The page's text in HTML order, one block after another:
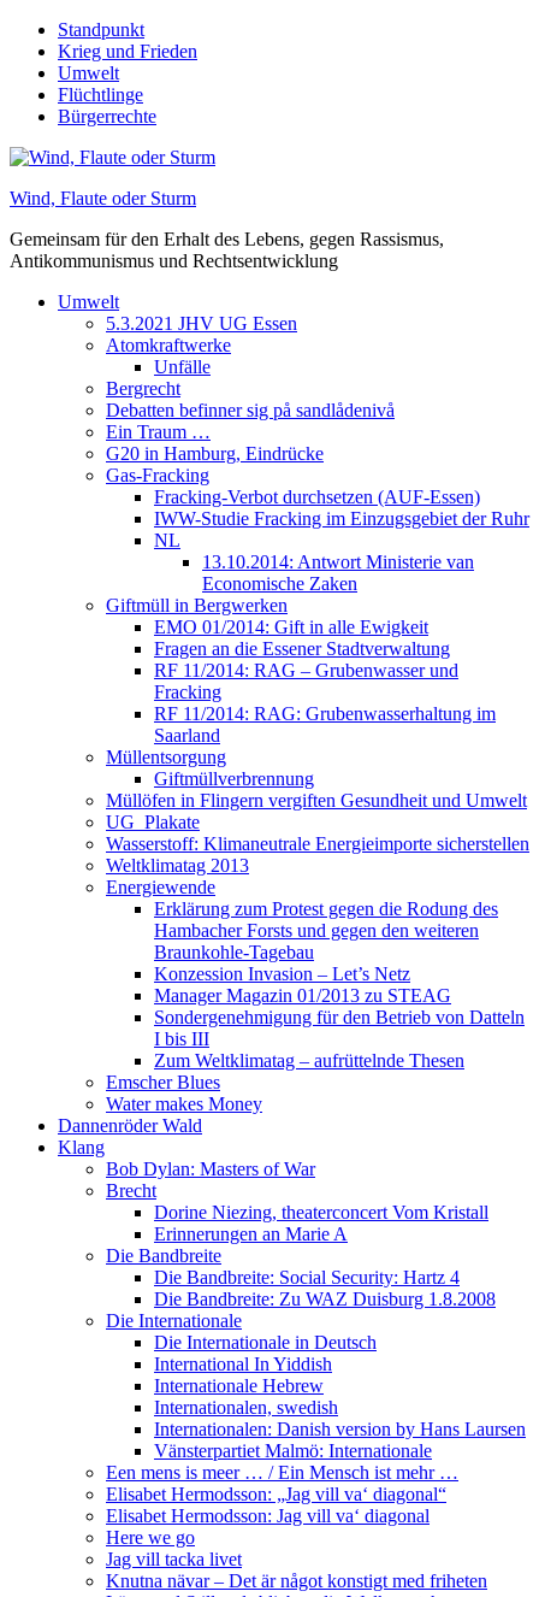
Skip
content
Standpunkt
Krieg und Frieden
Umwelt
Flüchtlinge
Bürgerrechte
Wind, Flaute oder Sturm
Gemeinsam für den Erhalt des Lebens, gegen Rassismus,
Antikommunismus und Rechtsentwicklung
Umwelt
5.3.2021 JHV UG Essen
Atomkraftwerke
Unfälle
Bergrecht
Debatten befinner sig på sandlådenivå
Ein Traum …
G20 in Hamburg, Eindrücke
Gas-Fracking
Fracking-Verbot durchsetzen (AUF-Essen)
IWW-Studie Fracking im Einzugsgebiet der Ruhr
NL
13.10.2014: Antwort Ministerie van
Economische Zaken
Giftmüll in Bergwerken
EMO 01/2014: Gift in alle Ewigkeit
Fragen an die Essener Stadtverwaltung
RF 11/2014: RAG – Grubenwasser und
Fracking
RF 11/2014: RAG: Grubenwasserhaltung im
Saarland
Müllentsorgung
Giftmüllverbrennung
Müllöfen in Flingern vergiften Gesundheit und Umwelt
UG_Plakate
Wasserstoff: Klimaneutrale Energieimporte sicherstellen
Weltklimatag 2013
Energiewende
Erklärung zum Protest gegen die Rodung des
Hambacher Forsts und gegen den weiteren
Braunkohle-Tagebau
Konzession Invasion – Let’s Netz
Manager Magazin 01/2013 zu STEAG
Sondergenehmigung für den Betrieb von Datteln
I bis III
Zum Weltklimatag – aufrüttelnde Thesen
Emscher Blues
Water makes Money
Dannenröder Wald
Klang
Bob Dylan: Masters of War
Brecht
Dorine Niezing, theaterconcert Vom Kristall
Erinnerungen an Marie A
Die Bandbreite
Die Bandbreite: Social Security: Hartz 4
Die Bandbreite: Zu WAZ Duisburg 1.8.2008
Die Internationale
Die Internationale in Deutsch
International In Yiddish
Internationale Hebrew
Internationalen, swedish
Internationalen: Danish version by Hans Laursen
Vänsterpartiet Malmö: Internationale
Een mens is meer … / Ein Mensch ist mehr …
Elisabet Hermodsson: „Jag vill va‘ diagonal“
Elisabet Hermodsson: Jag vill va‘ diagonal
Here we go
Jag vill tacka livet
Knutna nävar – Det är något konstigt med friheten